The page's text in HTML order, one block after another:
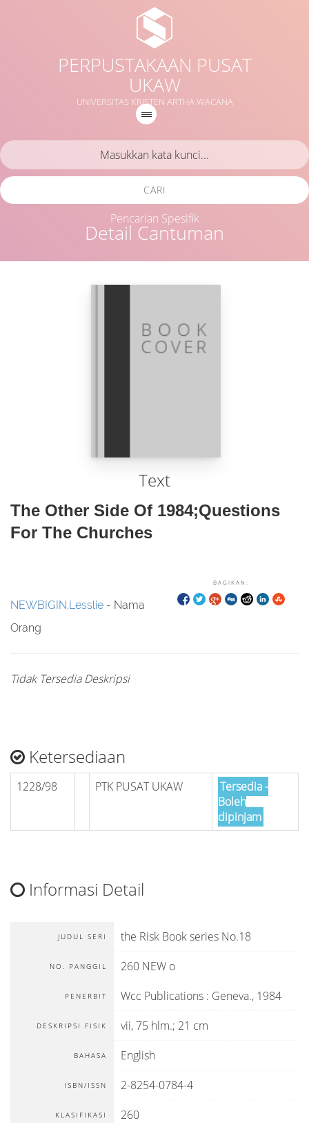
PERPUSTAKAAN PUSAT
UKAW
UNIVERSITAS KRISTEN ARTHA WACANA
Detail Cantuman
CARI
Pencarian Spesifik
Text
The Other Side Of 1984;Questions
For The Churches
BAGIKAN:
NEWBIGIN,Lesslie - Nama
Orang
Tidak Tersedia Deskripsi
Ketersediaan
1228/98 PTK PUSAT UKAW
Tersedia -
Boleh
dipinjam
Informasi Detail
JUDUL SERI the Risk Book series No.18
NO. PANGGIL 260 NEW o
PENERBIT Wcc Publications : Geneva., 1984
DESKRIPSI FISIK vii, 75 hlm.; 21 cm
BAHASA English
ISBN/ISSN 2-8254-0784-4
KLASIFIKASI 260